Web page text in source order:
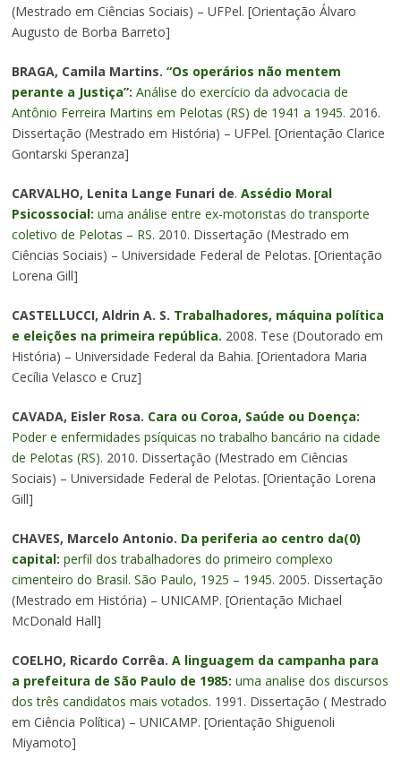
(Mestrado em Ciências Sociais) – UFPel. [Orientação Álvaro
Augusto de Borba Barreto]
BRAGA, Camila Martins. “Os operários não mentem
perante a Justiça”: Análise do exercício da advocacia de
Antônio Ferreira Martins em Pelotas (RS) de 1941 a 1945. 2016.
Dissertação (Mestrado em História) – UFPel. [Orientação Clarice
Gontarski Speranza]
CARVALHO, Lenita Lange Funari de. Assédio Moral
Psicossocial: uma análise entre ex-motoristas do transporte
coletivo de Pelotas – RS. 2010. Dissertação (Mestrado em
Ciências Sociais) – Universidade Federal de Pelotas. [Orientação
Lorena Gill]
CASTELLUCCI, Aldrin A. S. Trabalhadores, máquina política
e eleições na primeira república. 2008. Tese (Doutorado em
História) – Universidade Federal da Bahia. [Orientadora Maria
Cecília Velasco e Cruz]
CAVADA, Eisler Rosa. Cara ou Coroa, Saúde ou Doença:
Poder e enfermidades psíquicas no trabalho bancário na cidade
de Pelotas (RS). 2010. Dissertação (Mestrado em Ciências
Sociais) – Universidade Federal de Pelotas. [Orientação Lorena
Gill]
CHAVES, Marcelo Antonio. Da periferia ao centro da(0)
capital: perfil dos trabalhadores do primeiro complexo
cimenteiro do Brasil. São Paulo, 1925 – 1945. 2005. Dissertação
(Mestrado em História) – UNICAMP. [Orientação Michael
McDonald Hall]
COELHO, Ricardo Corrêa. A linguagem da campanha para
a prefeitura de São Paulo de 1985: uma analise dos discursos
dos três candidatos mais votados. 1991. Dissertação ( Mestrado
em Ciência Política) – UNICAMP. [Orientação Shiguenoli
Miyamoto]